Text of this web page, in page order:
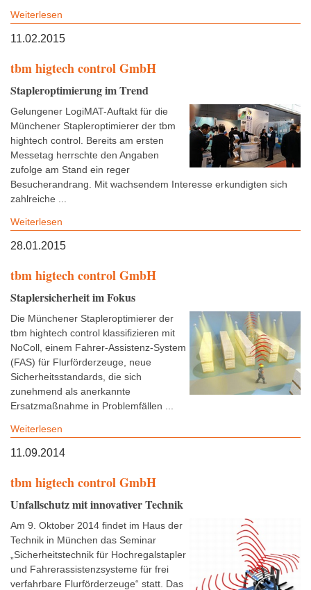
Weiterlesen
11.02.2015
tbm higtech control GmbH
Stapleroptimierung im Trend
Gelungener LogiMAT-Auftakt für die
Münchener Stapleroptimierer der tbm
hightech control. Bereits am ersten
Messetag herrschte den Angaben
zufolge am Stand ein reger
Besucherandrang. Mit wachsendem Interesse erkundigten sich
zahlreiche ...
Weiterlesen
28.01.2015
tbm higtech control GmbH
Staplersicherheit im Fokus
Die Münchener Stapleroptimierer der
tbm hightech control klassifizieren mit
NoColl, einem Fahrer-Assistenz-System
(FAS) für Flurförderzeuge, neue
Sicherheitsstandards, die sich
zunehmend als anerkannte
Ersatzmaßnahme in Problemfällen ...
Weiterlesen
11.09.2014
tbm higtech control GmbH
Unfallschutz mit innovativer Technik
Am 9. Oktober 2014 findet im Haus der
Technik in München das Seminar
„Sicherheitstechnik für Hochregalstapler
und Fahrerassistenzsysteme für frei
verfahrbare Flurförderzeuge“ statt. Das